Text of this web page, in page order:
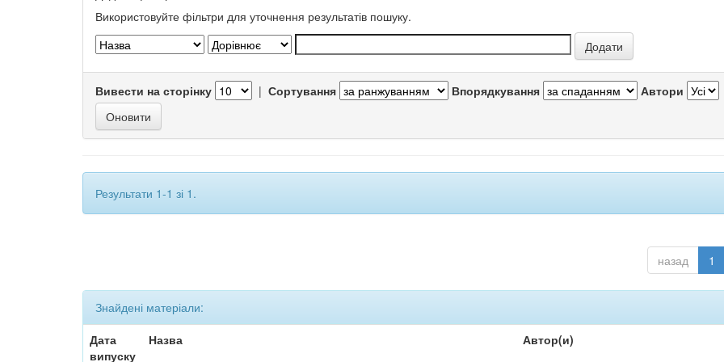
Використовуйте фільтри для уточнення результатів пошуку.
Вивести на сторінку | Сортування Впорядкування Автори
Результати 1-1 зі 1.
назад 1
Знайдені матеріали:
Дата
випуску
Назва Автор(и)